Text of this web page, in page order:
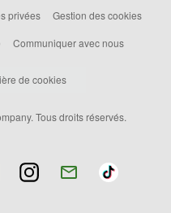
privées
Gestion des cookies
Communiquer avec nous
de cookies
Tous droits réservés.